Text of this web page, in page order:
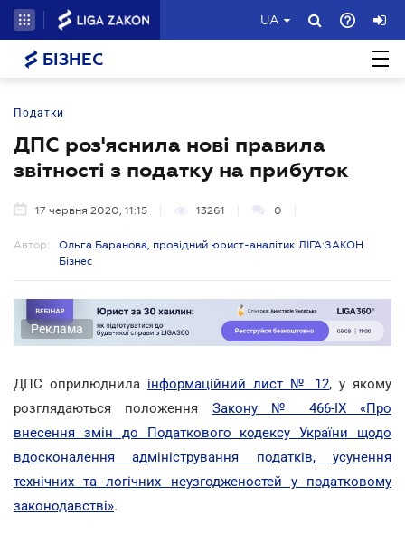
UA
БІЗНЕС
Податки
ДПС роз'яснила нові правила
звітності з податку на прибуток
17 червня 2020, 11:15 13261 0
Автор:
Ольга Баранова, провідний юрист-аналітик ЛІГА:ЗАКОН
Бізнес
Реклама
ДПС оприлюднила інформаційний лист № 12, у якому
розглядаються положення Закону № 466-IX «Про
внесення змін до Податкового кодексу України щодо
вдосконалення адміністрування податків, усунення
технічних та логічних неузгодженостей у податковому
законодавстві».